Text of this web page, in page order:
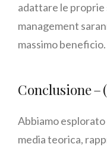
adattare le
management
massimo beneficio.
Conclusione –
Abbiamo esplorato
media teorica,